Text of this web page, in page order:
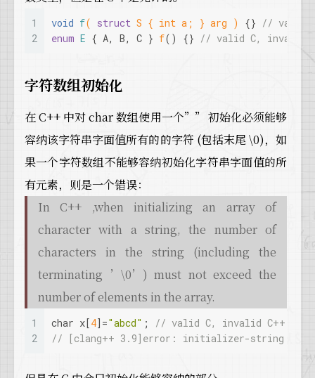
1
2
void f( struct S { int a; } arg ) {} // valid
enum E { A, B, C } f() {} // valid C, invalid
字符数组初始化
在 C++ 中对 char 数组使用一个”” 初始化必须能够
容纳该字符串字面值所有的的字符 (包括末尾 \0)，如
果一个字符数组不能够容纳初始化字符串字面值的所
有元素，则是一个错误：
In C++ ,when initializing an array of
character with a string, the number of
characters in the string (including the
terminating ’\0’) must not exceed the
number of elements in the array.
1
2
char x[4]="abcd" ;
// valid C, invalid C++
// [clang++ 3.9]error: initializer-string for